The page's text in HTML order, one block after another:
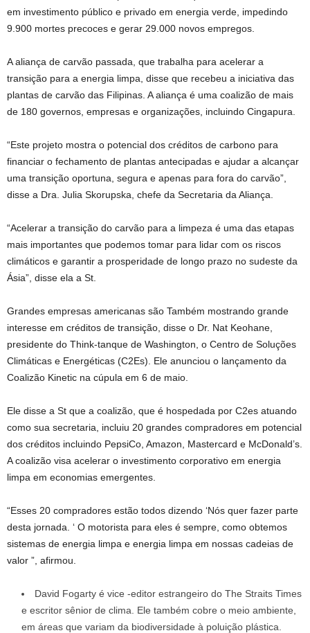
em investimento público e privado em energia verde, impedindo
9.900 mortes precoces e gerar 29.000 novos empregos.
A aliança de carvão passada, que trabalha para acelerar a
transição para a energia limpa, disse que recebeu a iniciativa das
plantas de carvão das Filipinas. A aliança é uma coalizão de mais
de 180 governos, empresas e organizações, incluindo Cingapura
“Este projeto mostra o potencial dos créditos de carbono para
financiar o fechamento de plantas antecipadas e ajudar a alcançar
uma transição oportuna, segura e apenas para fora do carvão”,
disse a Dra. Julia Skorupska, chefe da Secretaria da Aliança.
“Acelerar a transição do carvão para a limpeza é uma das etapas
mais importantes que podemos tomar para lidar com os riscos
climáticos e garantir a prosperidade de longo prazo no sudeste da
Ásia”, disse ela a St.
Grandes empresas americanas são Também mostrando grande
interesse em créditos de transição, disse o Dr. Nat Keohane,
presidente do Think-tanque de Washington, o Centro de Soluções
Climáticas e Energéticas (C2Es). Ele anunciou o lançamento da
Coalizão Kinetic na cúpula em 6 de maio.
Ele disse a St que a coalizão, que é hospedada por C2es atuando
como sua secretaria, incluiu 20 grandes compradores em potencial
dos créditos incluindo PepsiCo, Amazon, Mastercard e McDonald’s.
A coalizão visa acelerar o investimento corporativo em energia
limpa em economias emergentes.
“Esses 20 compradores estão todos dizendo ‘Nós quer fazer parte
desta jornada. ‘ O motorista para eles é sempre, como obtemos
sistemas de energia limpa e energia limpa em nossas cadeias de
valor ”, afirmou.
David Fogarty é vice -editor estrangeiro do The Straits Times
e escritor sênior de clima. Ele também cobre o meio ambiente,
em áreas que variam da biodiversidade à poluição plástica.